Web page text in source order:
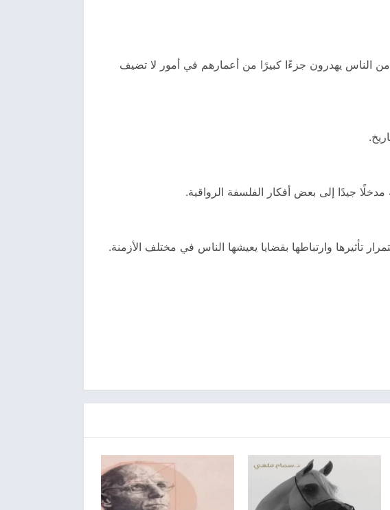
من الناس يهدرون جزءًا كبيرًا من أعمارهم في أمور لا تضيف
جيدًا إلى بعض أفكار الفلسفة الرواقية.
تأثيرها وارتباطها بقضايا يعيشها الناس في مختلف الأزمنة.